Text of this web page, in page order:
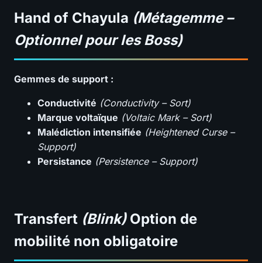
Hand of Chayula (Métagemme –
Optionnel pour les Boss)
Gemmes de support :
Conductivité (Conductivity – Sort)
Marque voltaïque (Voltaic Mark – Sort)
Malédiction intensifiée (Heightened Curse –
Support)
Persistance (Persistence – Support)
Transfert (Blink)Option de
mobilité non obligatoire